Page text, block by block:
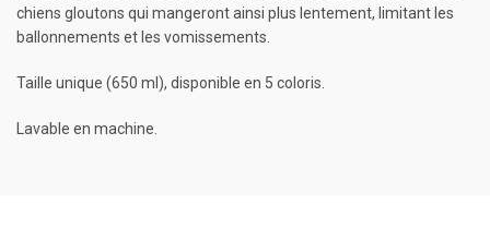
chiens gloutons qui mangeront ainsi plus lentement, limitant les
ballonnements et les vomissements.
Taille unique (650 ml), disponible en 5 coloris.
Lavable en machine.